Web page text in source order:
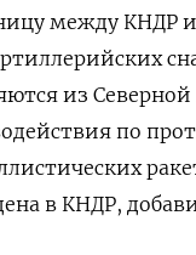
между КНДР
из Северной
по
в КНДР,